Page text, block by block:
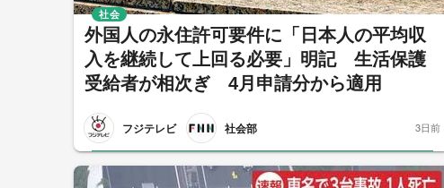
外国人の永住許可要件に「日本人の平均収
入を継続して上回る必要」明記 生活保護
受給者が相次ぎ 4月申請分から適用
フジテレビ 社会部
社会
3日前